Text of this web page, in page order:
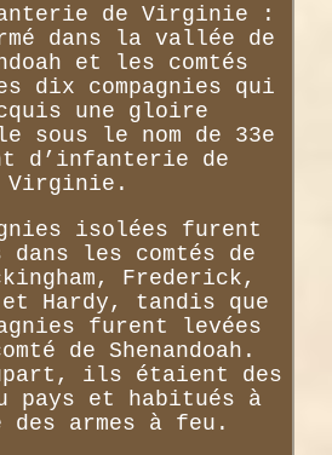
de Virginie :
dans la vallée de
et les comtés
dix compagnies qui
une gloire
sous le nom de 33e
d’infanterie de
Virginie.
isolées furent
dans les comtés de
Frederick,
et Hardy, tandis que
furent levées
de Shenandoah.
ils étaient des
pays et habitués à
des armes à feu.